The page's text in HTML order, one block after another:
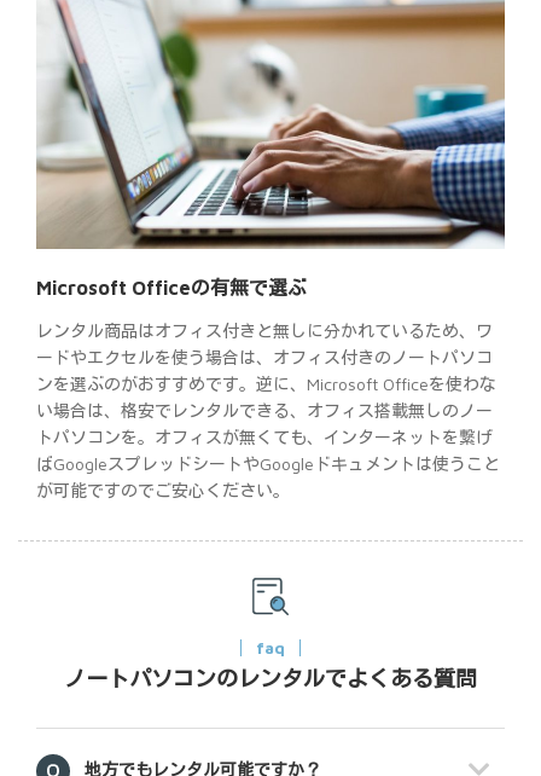
Microsoft Officeの有無で選ぶ
レンタル商品はオフィス付きと無しに分かれているため、ワ
ードやエクセルを使う場合は、オフィス付きのノートパソコ
ンを選ぶのがおすすめです。逆に、Microsoft Officeを使わな
い場合は、格安でレンタルできる、オフィス搭載無しのノー
トパソコンを。オフィスが無くても、インターネットを繋げ
ばGoogleスプレッドシートやGoogleドキュメントは使うこと
が可能ですのでご安心ください。
faq
ノートパソコンのレンタルでよくある質問
地方でもレンタル可能ですか？